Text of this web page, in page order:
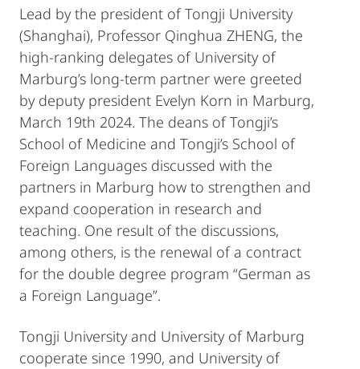
Lead by the president of Tongji University
(Shanghai), Professor Qinghua ZHENG, the
high-ranking delegates of University of
Marburg’s long-term partner were greeted
by deputy president Evelyn Korn in Marburg,
March 19th 2024. The deans of Tongji’s
School of Medicine and Tongji’s School of
Foreign Languages discussed with the
partners in Marburg how to strengthen and
expand cooperation in research and
teaching. One result of the discussions,
among others, is the renewal of a contract
for the double degree program “German as
a Foreign Language”.
Tongji University and University of Marburg
cooperate since 1990, and University of